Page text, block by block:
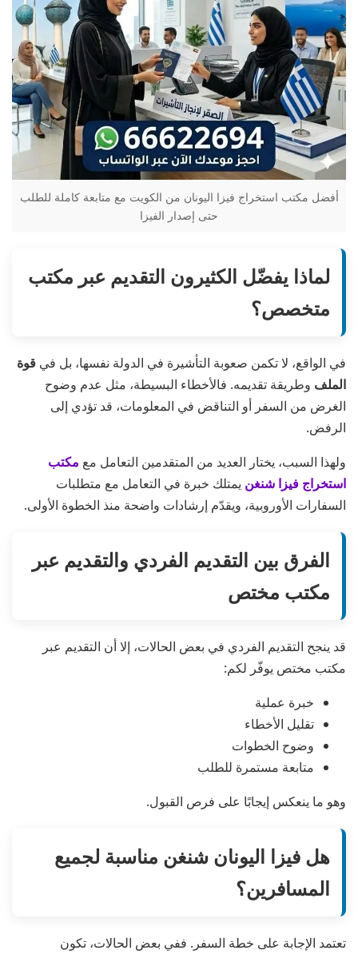
أفضل مكتب استخراج فيزا اليونان من الكويت مع متابعة كاملة للطلب
حتى إصدار الفيزا
لماذا يفضّل الكثيرون التقديم عبر مكتب
متخصص؟
في الواقع، لا تكمن صعوبة التأشيرة في الدولة نفسها، بل في قوة
الملف وطريقة تقديمه. فالأخطاء البسيطة، مثل عدم وضوح
الغرض من السفر أو التناقض في المعلومات، قد تؤدي إلى
الرفض.
ولهذا السبب، يختار العديد من المتقدمين التعامل مع مكتب
استخراج فيزا شنغن يمتلك خبرة في التعامل مع متطلبات
السفارات الأوروبية، ويقدّم إرشادات واضحة منذ الخطوة الأولى.
الفرق بين التقديم الفردي والتقديم عبر
مكتب مختص
قد ينجح التقديم الفردي في بعض الحالات، إلا أن التقديم عبر
مكتب مختص يوفّر لكم:
خبرة عملية
تقليل الأخطاء
وضوح الخطوات
متابعة مستمرة للطلب
وهو ما ينعكس إيجابًا على فرص القبول.
هل فيزا اليونان شنغن مناسبة لجميع
المسافرين؟
تعتمد الإجابة على خطة السفر. ففي بعض الحالات، تكون